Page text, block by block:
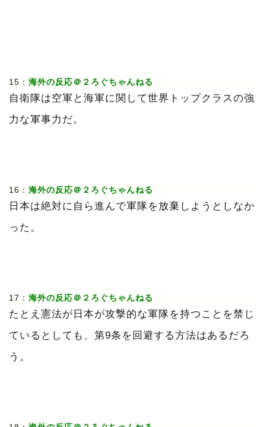
15： 海外の反応＠２ろぐちゃんねる
自衛隊は空軍と海軍に関して世界トップクラスの強
力な軍事力だ。
16： 海外の反応＠２ろぐちゃんねる
日本は絶対に自ら進んで軍隊を放棄しようとしなか
った。
17： 海外の反応＠２ろぐちゃんねる
たとえ憲法が日本が攻撃的な軍隊を持つことを禁じ
ているとしても、第9条を回避する方法はあるだろ
う。